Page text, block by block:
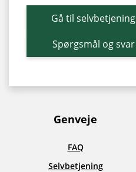
Gå til selvbetjening
Spørgsmål og svar
Genveje
FAQ
Selvbetjening